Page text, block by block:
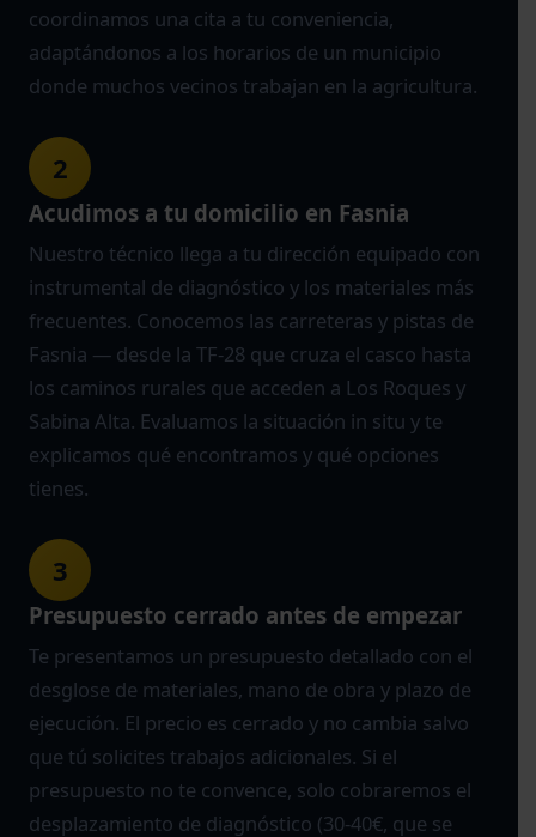
coordinamos una cita a tu conveniencia,
adaptándonos a los horarios de un municipio
donde muchos vecinos trabajan en la agricultura.
2
Acudimos a tu domicilio en Fasnia
Nuestro técnico llega a tu dirección equipado con
instrumental de diagnóstico y los materiales más
frecuentes. Conocemos las carreteras y pistas de
Fasnia — desde la TF-28 que cruza el casco hasta
los caminos rurales que acceden a Los Roques y
Sabina Alta. Evaluamos la situación in situ y te
explicamos qué encontramos y qué opciones
tienes.
3
Presupuesto cerrado antes de empezar
Te presentamos un presupuesto detallado con el
desglose de materiales, mano de obra y plazo de
ejecución. El precio es cerrado y no cambia salvo
que tú solicites trabajos adicionales. Si el
presupuesto no te convence, solo cobraremos el
desplazamiento de diagnóstico (30-40€, que se